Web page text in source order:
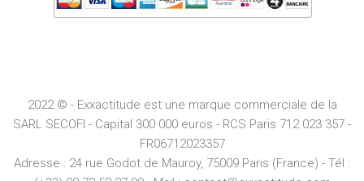
2022 © - Exxactitude est une marque commerciale de la
SARL SECOFI - Capital 300 000 euros - RCS Paris 712 023 357 -
FR06712023357
Adresse : 24 rue Godot de Mauroy, 75009 Paris (France) - Tél :